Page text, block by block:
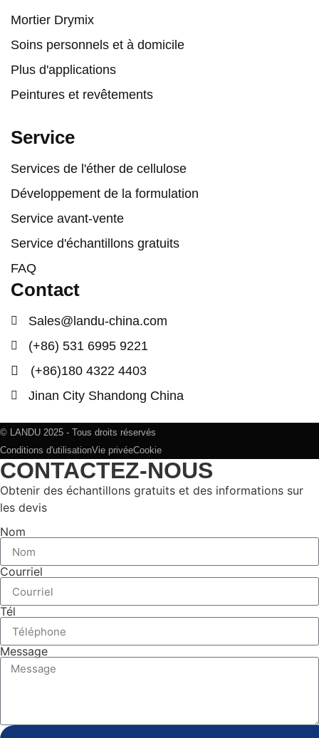
Mortier Drymix
Soins personnels et à domicile
Plus d'applications
Peintures et revêtements
Service
Services de l'éther de cellulose
Développement de la formulation
Service avant-vente
Service d'échantillons gratuits
FAQ
Contact
Sales@landu-china.com
(+86) 531 6995 9221
(+86)180 4322 4403
Jinan City Shandong China
© LANDU 2025 - Tous droits réservés
Conditions d'utilisationVie privéeCookie
CONTACTEZ-NOUS
Obtenir des échantillons gratuits et des informations sur
les devis
Nom
Courriel
Tél
Message